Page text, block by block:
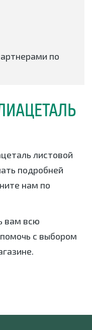
по
листовой
подробней
нам по
вам всю
с выбором